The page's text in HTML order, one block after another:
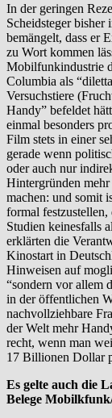
In der geringen
Scheidsteger
bemängelt, dass er
zu Wort kommen
Mobilfunkindustrie
Columbia als
Versuchstiere
Handy” befeldet
einmal besonders
Film stets in einer
gerade wenn
oder auch nur
Hintergründen
machen: und somit
formal
Studien keinesfalls
erklärten die
Kinostart in
Hinweisen auf
“sondern vor allem
in der öffentlichen
nachvollziehbare
der Welt mehr
recht, wenn man
17 Billionen Dollar
Es gelte auch die
Belege